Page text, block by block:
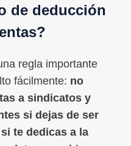
de deducción
regla importante
fácilmente: no
a sindicatos y
si dejas de ser
si te dedicas a la